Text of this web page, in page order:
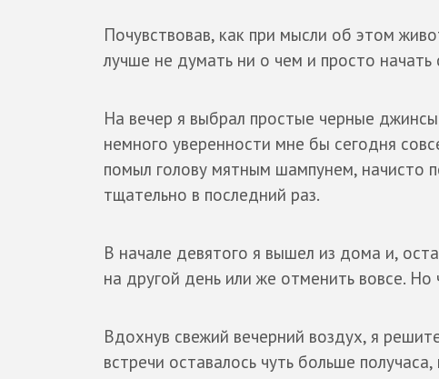
Почувствовав, как при мысли об этом
лучше не думать ни о чем и просто начать
На вечер я выбрал простые черные
немного уверенности мне бы сегодня
помыл голову мятным шампунем, начисто
тщательно в последний раз.
В начале девятого я вышел из дома и,
на другой день или же отменить вовсе.
Вдохнув свежий вечерний воздух, я
встречи оставалось чуть больше